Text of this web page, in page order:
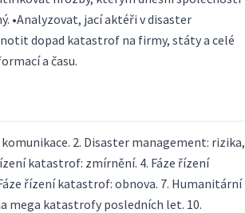
•Analyzovat, jací aktéři v disaster
dopad katastrof na firmy, státy a celé
a času.
2. Disaster management: rizika,
katastrof: zmírnění. 4. Fáze řízení
řízení katastrof: obnova. 7. Humanitární
mega katastrofy posledních let. 10.